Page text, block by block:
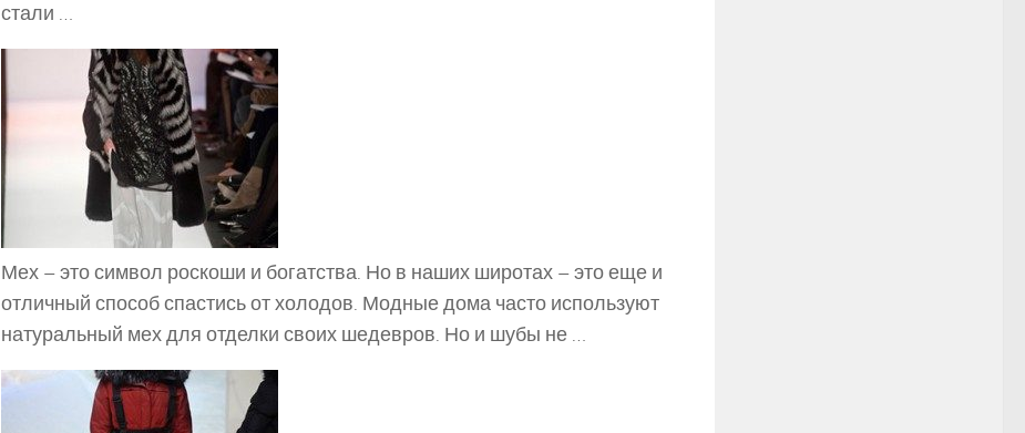
стали …
Мех – это символ роскоши и богатства. Но в наших широтах – это еще и
отличный способ спастись от холодов. Модные дома часто используют
натуральный мех для отделки своих шедевров. Но и шубы не …